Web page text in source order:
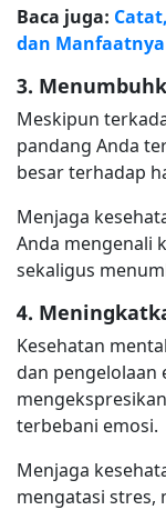
Baca juga:
dan Manfaatnya
3.
Meskipun
pandang Anda
besar terhadap
Menjaga
Anda mengenali
sekaligus
4.
Kesehatan
dan pengelolaan
terbebani emosi.
Menjaga
mengatasi stres,